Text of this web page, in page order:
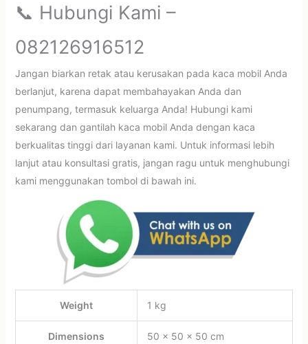
📞 Hubungi Kami –
082126916512
Jangan biarkan retak atau kerusakan pada kaca mobil Anda
berlanjut, karena dapat membahayakan Anda dan
penumpang, termasuk keluarga Anda! Hubungi kami
sekarang dan gantilah kaca mobil Anda dengan kaca
berkualitas tinggi dari layanan kami. Untuk informasi lebih
lanjut atau konsultasi gratis, jangan ragu untuk menghubungi
kami menggunakan tombol di bawah ini.
Weight 1 kg
Dimensions 50 × 50 × 50 cm